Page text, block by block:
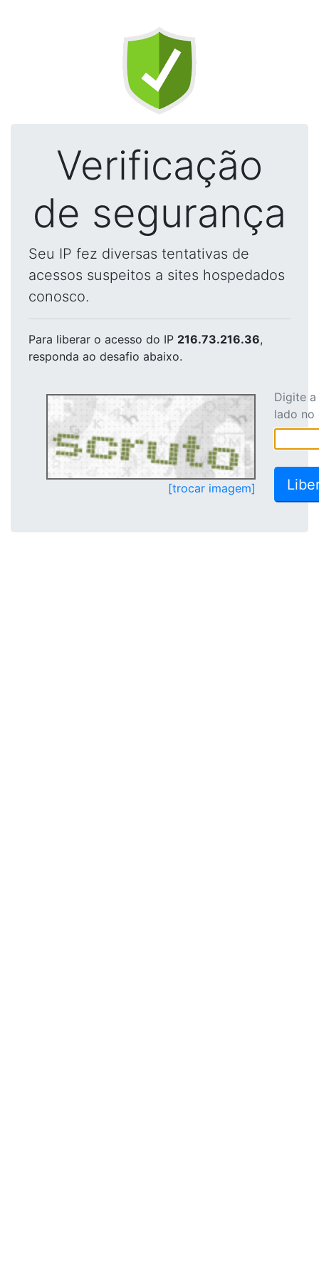
Verificação
de segurança
Seu IP fez diversas tentativas de
acessos suspeitos a sites hospedados
conosco.
Para liberar o acesso do IP 216.73.216.36,
responda ao desafio abaixo.
[trocar imagem]
Digite
lado no